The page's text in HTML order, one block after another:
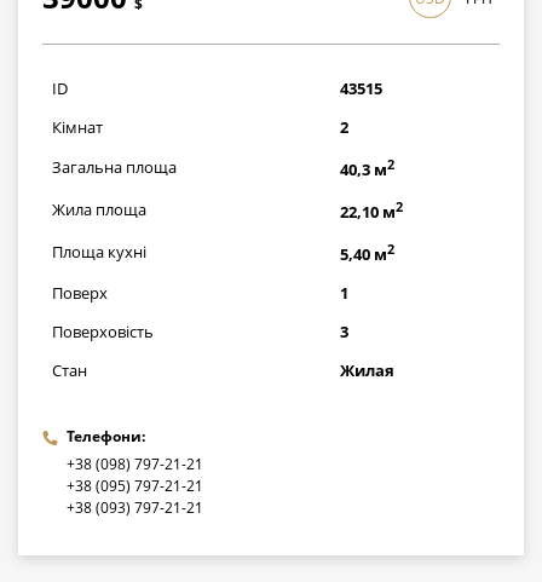
1131000грн
ID
43515
Кімнат
2
Загальна площа
40,3 м2
Жила площа 22,10 м2
Площа кухні 5,40 м2
Поверх
1
Поверховість
3
Стан
Жилая
Телефони:
+38 (098) 797-21-21
+38 (095) 797-21-21
+38 (093) 797-21-21